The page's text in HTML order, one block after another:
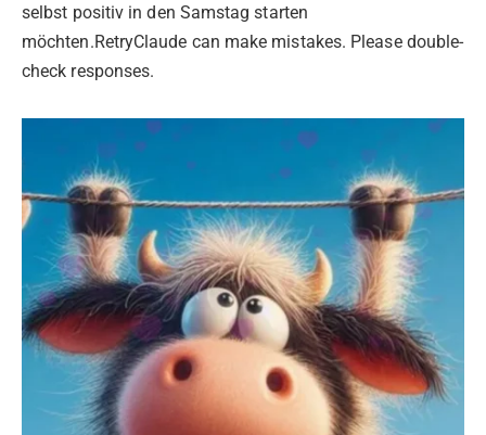
selbst positiv in den Samstag starten
möchten.RetryClaude can make mistakes. Please double-
check responses.